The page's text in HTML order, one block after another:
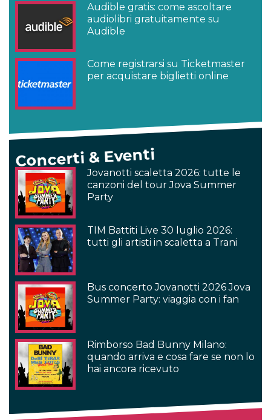
Audible gratis: come ascoltare
audiolibri gratuitamente su
Audible
Come registrarsi su Ticketmaster
per acquistare biglietti online
Concerti & Eventi
Jovanotti scaletta 2026: tutte le
canzoni del tour Jova Summer
Party
TIM Battiti Live 30 luglio 2026:
tutti gli artisti in scaletta a Trani
Bus concerto Jovanotti 2026 Jova
Summer Party: viaggia con i fan
Rimborso Bad Bunny Milano:
quando arriva e cosa fare se non lo
hai ancora ricevuto